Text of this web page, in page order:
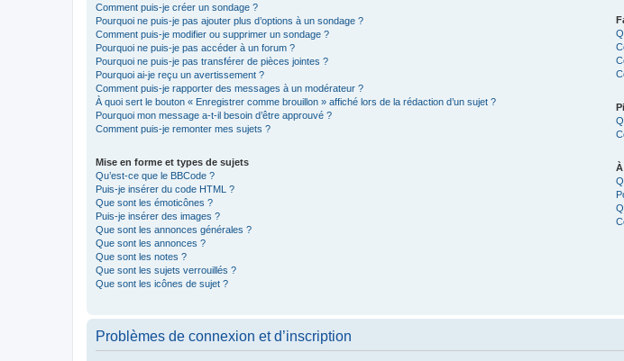
Comment puis-je créer un sondage ?
Pourquoi ne puis-je pas ajouter plus d’options à un sondage ?
Comment puis-je modifier ou supprimer un sondage ?
Pourquoi ne puis-je pas accéder à un forum ?
Pourquoi ne puis-je pas transférer de pièces jointes ?
Pourquoi ai-je reçu un avertissement ?
Comment puis-je rapporter des messages à un modérateur ?
À quoi sert le bouton « Enregistrer comme brouillon » affiché lors de la rédaction d’un sujet ?
Pourquoi mon message a-t-il besoin d’être approuvé ?
Comment puis-je remonter mes sujets ?
Mise en forme et types de sujets
Qu’est-ce que le BBCode ?
Puis-je insérer du code HTML ?
Que sont les émoticônes ?
Puis-je insérer des images ?
Que sont les annonces générales ?
Que sont les annonces ?
Que sont les notes ?
Que sont les sujets verrouillés ?
Que sont les icônes de sujet ?
Problèmes de connexion et d’inscription